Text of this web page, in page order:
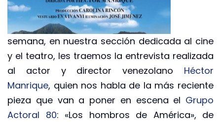
semana, en nuestra sección dedicada al cine
y el teatro, les traemos la entrevista realizada
al actor y director venezolano Héctor
Manrique, quien nos habla de la más reciente
pieza que van a poner en escena el Grupo
Actoral 80: «Los hombros de América», de